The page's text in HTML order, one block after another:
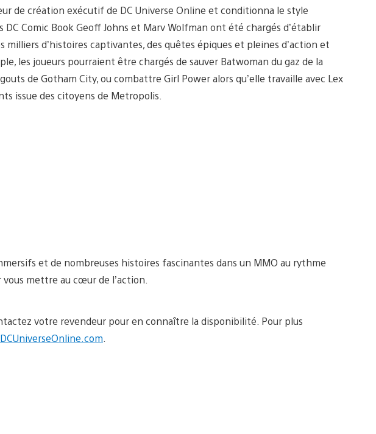
de création exécutif de DC Universe Online et conditionna le style
Comic Book Geoff Johns et Marv Wolfman ont été chargés d’établir
milliers d’histoires captivantes, des quêtes épiques et pleines d’action et
les joueurs pourraient être chargés de sauver Batwoman du gaz de la
de Gotham City, ou combattre Girl Power alors qu’elle travaille avec Lex
issue des citoyens de Metropolis.
et de nombreuses histoires fascinantes dans un MMO au rythme
mettre au cœur de l’action.
votre revendeur pour en connaître la disponibilité. Pour plus